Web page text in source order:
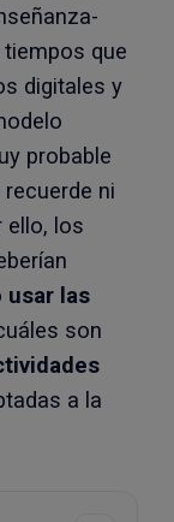
que
digitales y
probable
ni
ello, los
usar las
son
a la